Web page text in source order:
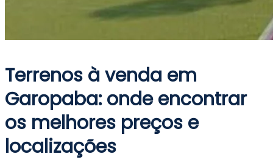
Terrenos à venda em
Garopaba: onde encontrar
os melhores preços e
localizações